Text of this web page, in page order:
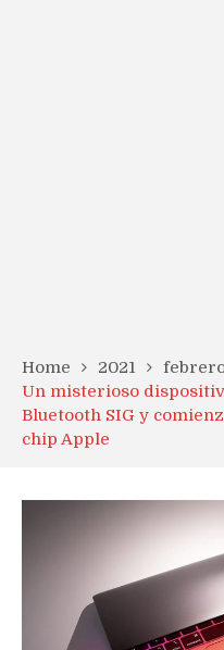
Home 2021
Un misterioso
Bluetooth SIG y
chip Apple